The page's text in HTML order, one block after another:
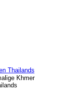
Khmer